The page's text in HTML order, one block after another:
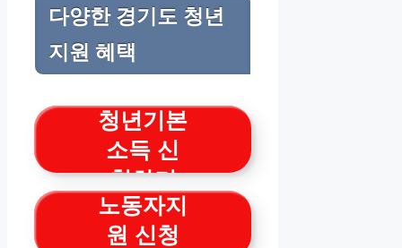
다양한 경기도 청년
지원 혜택
청년기본
소득 신
청하기
노동자지
원 신청